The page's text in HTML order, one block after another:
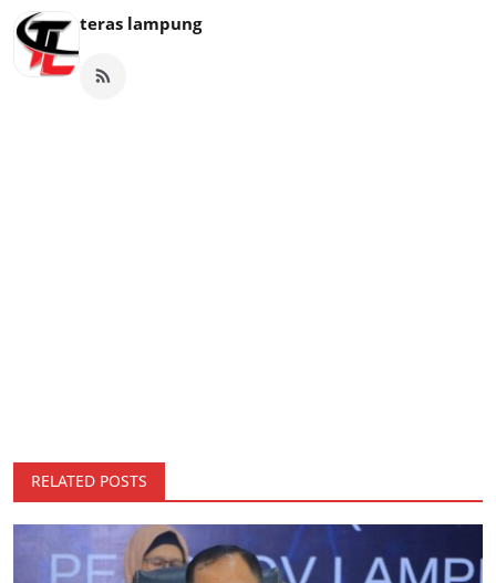
teras lampung
RELATED POSTS